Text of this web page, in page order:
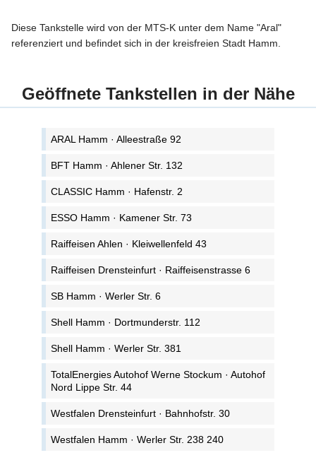
Diese Tankstelle wird von der MTS-K unter dem Name "Aral"
referenziert und befindet sich in der kreisfreien Stadt Hamm.
Geöffnete Tankstellen in der Nähe
ARAL Hamm · Alleestraße 92
BFT Hamm · Ahlener Str. 132
CLASSIC Hamm · Hafenstr. 2
ESSO Hamm · Kamener Str. 73
Raiffeisen Ahlen · Kleiwellenfeld 43
Raiffeisen Drensteinfurt · Raiffeisenstrasse 6
SB Hamm · Werler Str. 6
Shell Hamm · Dortmunderstr. 112
Shell Hamm · Werler Str. 381
TotalEnergies Autohof Werne Stockum · Autohof
Nord Lippe Str. 44
Westfalen Drensteinfurt · Bahnhofstr. 30
Westfalen Hamm · Werler Str. 238 240